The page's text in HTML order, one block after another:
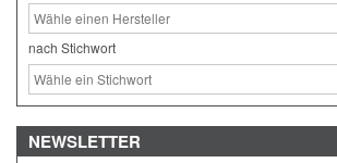
nach Stichwort
NEWSLETTER